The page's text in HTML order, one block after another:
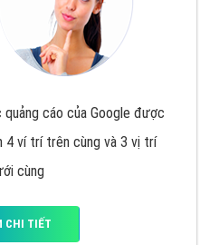
cáo của Google được
4 ví trí trên cùng và 3 vị trí
cùng
CHI TIẾT